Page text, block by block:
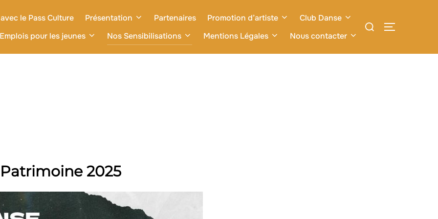
le Pass Culture Présentation Partenaires Promotion d’artiste
Club Danse
pour les jeunes
Nos Sensibilisations Mentions Légales Nous contacter
2025